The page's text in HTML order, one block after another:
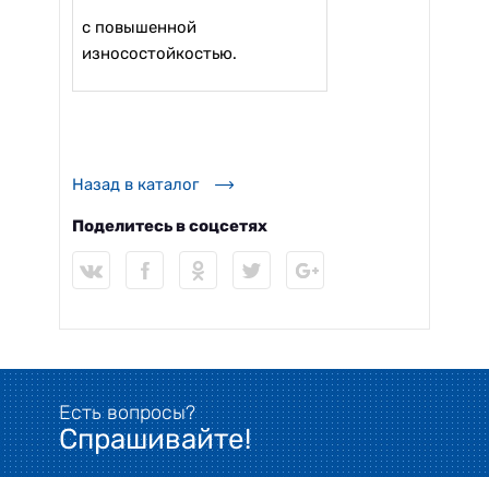
с повышенной
износостойкостью.
Назад в каталог
Поделитесь в соцсетях
Есть вопросы?
Спрашивайте!